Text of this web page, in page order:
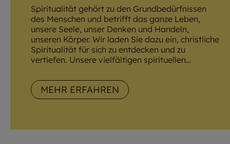
Spiritualität gehört zu den Grundbedürfnissen
des Menschen und betrifft das ganze Leben,
unsere Seele, unser Denken und Handeln,
unseren Körper. Wir laden Sie dazu ein, christliche
Spiritualität für sich zu entdecken und zu
vertiefen. Unsere vielfältigen spirituellen
bieten Anknüpfungspunkte für ganz
unterschiedliche Interessen und Lebenslagen.
MEHR ERFAHREN